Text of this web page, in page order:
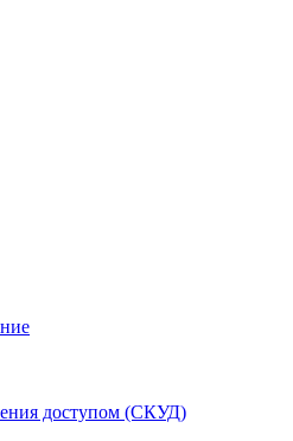
доступом (СКУД)